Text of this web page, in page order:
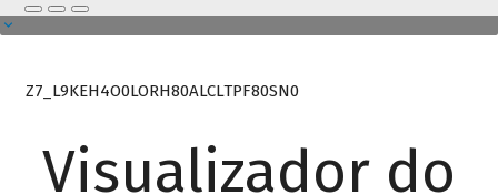
Z7_L9KEH4O0LORH80ALCLTPF80SN0
Visualizador do